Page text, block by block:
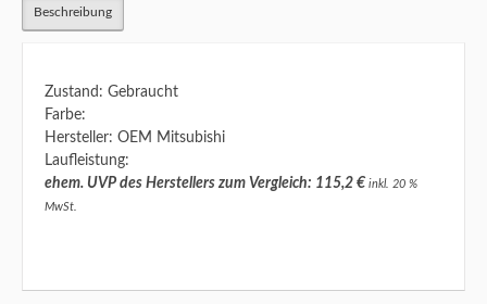
Beschreibung
Zustand: Gebraucht
Farbe:
Hersteller: OEM Mitsubishi
Laufleistung:
ehem. UVP des Herstellers zum Vergleich: 115,2 € inkl. 20 %
MwSt.